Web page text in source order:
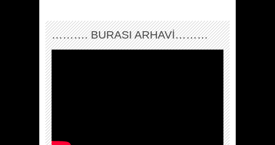
………. BURASI ARHAVİ………